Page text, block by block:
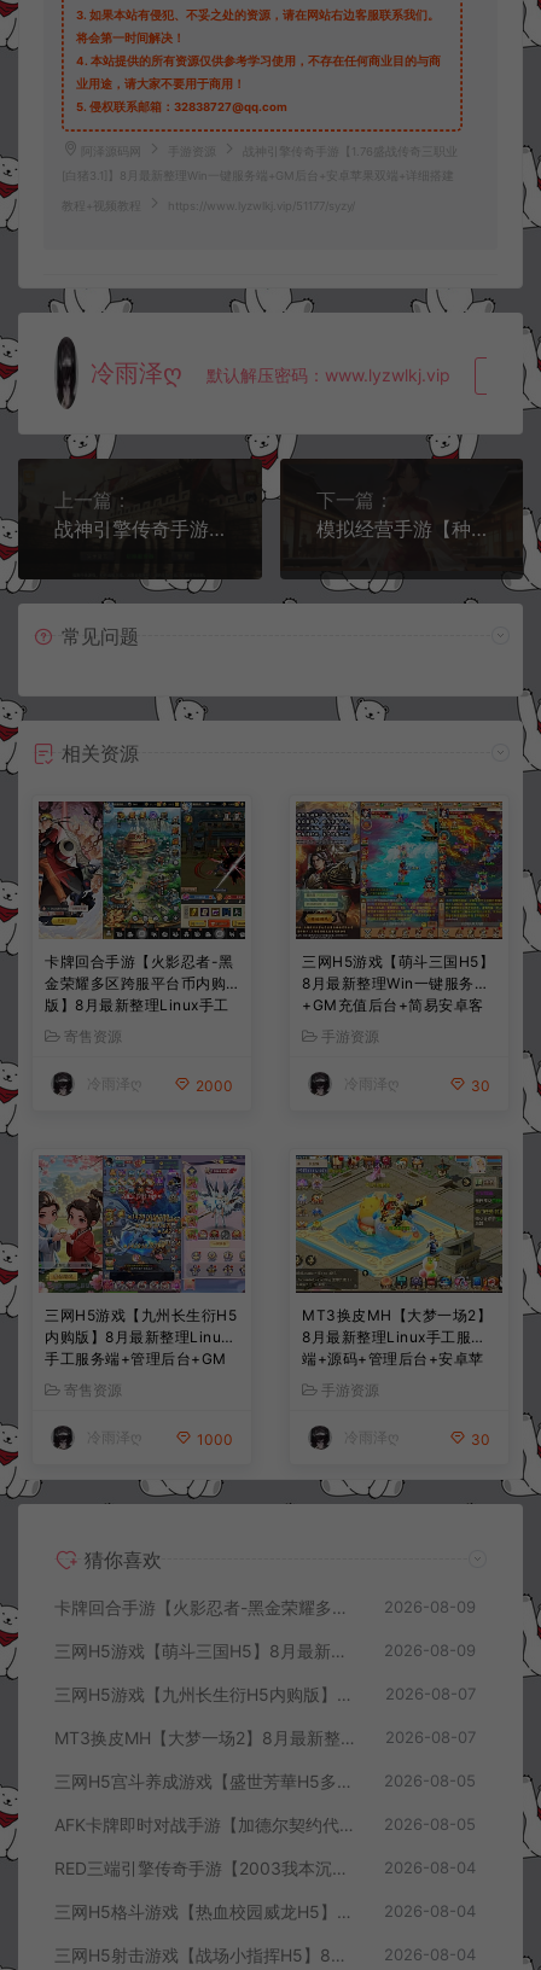
3. 如果本站有侵犯、不妥之处的资源，请在网站右边客服联系我们。
将会第一时间解决！
4. 本站提供的所有资源仅供参考学习使用，不存在任何商业目的与商
业用途，请大家不要用于商用！
5. 侵权联系邮箱：32838727@qq.com
阿泽源码网 手游资源
战神引擎传奇手游【1.76盛战传奇三职业
[白猪3.1]】8月最新整理Win一键服务端+GM后台+安卓苹果双端+详细搭建
教程+视频教程 https://www.lyzwlkj.vip/51177/syzy/
冷雨泽ღ 默认解压密码：www.lyzwlkj.vip 复
上一篇：
战神引擎传奇手游【1.76完美复古三职业小兰免授权版】8月最新整理Win一键服务端+GM授权后台+安卓苹果双端+详细搭建教程+视频教程
下一篇：
模拟经营手游【种X新僚属三国版】8月最新整理Linux手工服务端+管理后台+GM授权后台+安卓苹果双端+详细搭建教程
常见问题
相关资源
卡牌回合手游【火影忍者-黑
金荣耀多区跨服平台币内购
版】8月最新整理Linux手工
服务端+CDK授权后台+安卓
+详细搭建教程+视频教程
寄售资源
冷雨泽ღ 2000
三网H5游戏【萌斗三国H5】
8月最新整理Win一键服务端
+GM充值后台+简易安卓客
户端+详细搭建教程+视频教
手游资源
冷雨泽ღ 30
三网H5游戏【九州长生衍H5
内购版】8月最新整理Linux
手工服务端+管理后台+GM
授权后台+简易安卓客户端
+详细搭建教程+视频教程
寄售资源
冷雨泽ღ 1000
MT3换皮MH【大梦一场2】
8月最新整理Linux手工服务
端+源码+管理后台+安卓苹
果双端+详细搭建教程+视频
教程
手游资源
冷雨泽ღ 30
猜你喜欢
卡牌回合手游【火影忍者-黑金荣耀多区跨服平台币内购版】8月最新整理Linux手工服务端+CDK授权后台+安卓+详细搭建教程+视频教程 2026-08-09
三网H5游戏【萌斗三国H5】8月最新整理Win一键服务端+GM充值后台+简易安卓客户端+详细搭建教程+视频教程 2026-08-09
三网H5游戏【九州长生衍H5内购版】8月最新整理Linux手工服务端+管理后台+GM授权后台+简易安卓客户端+详细搭建教程+视频教程 2026-08-07
MT3换皮MH【大梦一场2】8月最新整理Linux手工服务端+源码+管理后台+安卓苹果双端+详细搭建教程+视频教程 2026-08-07
三网H5宫斗养成游戏【盛世芳華H5多区跨服代金券内购优化版】8月最新整理Linux手工服务端+CDK授权后台+全资源安卓+详细搭建教程+视频教程 2026-08-05
AFK卡牌即时对战手游【加德尔契约代金券内购修复版】8月最新整理Linux手工服务端+前后端全套源码+CDK授权后台+安卓苹果双端+详细搭建教程+视频教程 2026-08-05
RED三端引擎传奇手游【2003我本沉默三职业】8月最新整理Win一键服务端+PC安卓+详细搭建教程 2026-08-04
三网H5格斗游戏【热血校园威龙H5】8月最新整理Linux手工服务端+Win一键服务端+解压即玩+简易安卓客户端+详细搭建教程 2026-08-04
三网H5射击游戏【战场小指挥H5】8月最新整理Linux手工服务端+Win一键服务端+解压即玩+简易安卓客户端+详细搭建教程 2026-08-04